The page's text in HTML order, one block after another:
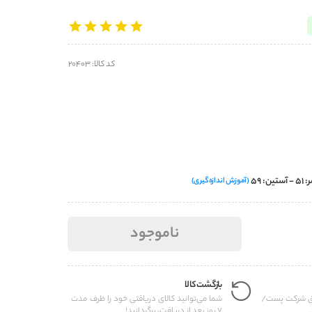
کد کالا: 20403
(آموزش اندازه‌گیری)
ناموجود
شرکت پست/
بازگشت کالا
شما می‌توانید کالای دریافتی خود را ظرف مدت